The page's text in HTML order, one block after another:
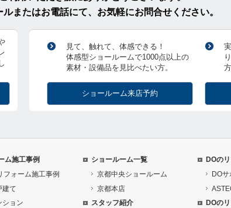
またはお電話にて、お気軽にお問合せください。
見て、触れて、体感できる！
体感型ショールームで1000点以上の
素材・設備品を見比べたい方。
ショールーム来店予約
方
ム施工事例
フォーム施工事例
建て
ション
ショールーム一覧
京都中央ショールーム
京都本店
スタッフ紹介
DOの
DOサ
DOの